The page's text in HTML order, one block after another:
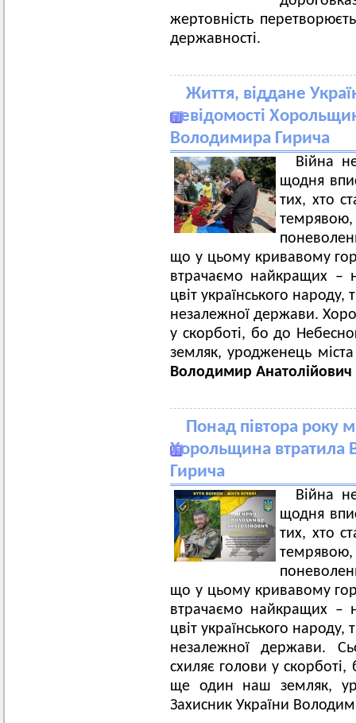
жертовність
державності.
Життя, віддане
невідомості
Володимира Гирича
Війна
щодня
тих, хто
що у цьому кривавому
втрачаємо найкращих –
цвіт українського
незалежної держави.
у скорботі, бо до
земляк, уродженець
Володимир Анатолійович
Понад півтора року
Хорольщина втратила
Гирича
Війна
щодня
тих, хто
що у цьому кривавому
втрачаємо найкращих –
цвіт українського
незалежної держави.
схиляє голови у
ще один наш земляк,
Захисник України